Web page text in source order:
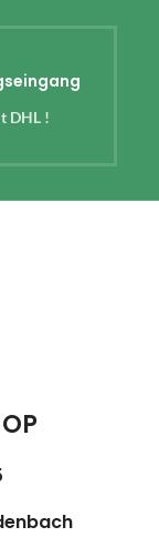
DHL !